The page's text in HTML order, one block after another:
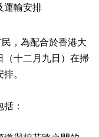
運輸安排
，為配合於香港大
（十二月九日）在掃
。
：